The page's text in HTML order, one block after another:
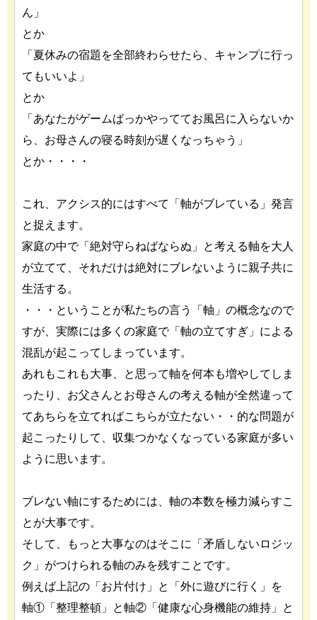
ん」
とか
「夏休みの宿題を全部終わらせたら、キャンプに行っ
てもいいよ」
とか
「あなたがゲームばっかやっててお風呂に入らないか
ら、 お母さんの寝る時刻が遅くなっちゃう」
とか・・・・
これ、アクシス的にはすべて「軸がブレている」発言
と捉えます。
家庭の中で「絶対守らねばならぬ」と考える軸を大人
が立てて、それだけは絶対にブレないように親子共に
生活する。
・・・ということが私たちの言う「軸」の概念なので
すが、実際には多くの家庭で「軸の立てすぎ」による
混乱が起こってしまっています。
あれもこれも大事、と思って軸を何本も増やしてしま
ったり、お父さんとお母さんの考える軸が全然違って
てあちらを立てればこちらが立たない・・的な問題が
起こったりして、収集つかなくなっている家庭が多い
ように思います。
ブレない軸にするためには、軸の本数を極力減らすこ
とが大事です。
そして、もっと大事なのはそこに「矛盾しないロジッ
ク」がつけられる軸のみを残すことです。
例えば上記の「お片付け」と「外に遊びに行く」を
軸①「整理整頓」と軸②「健康な心身機能の維持」と